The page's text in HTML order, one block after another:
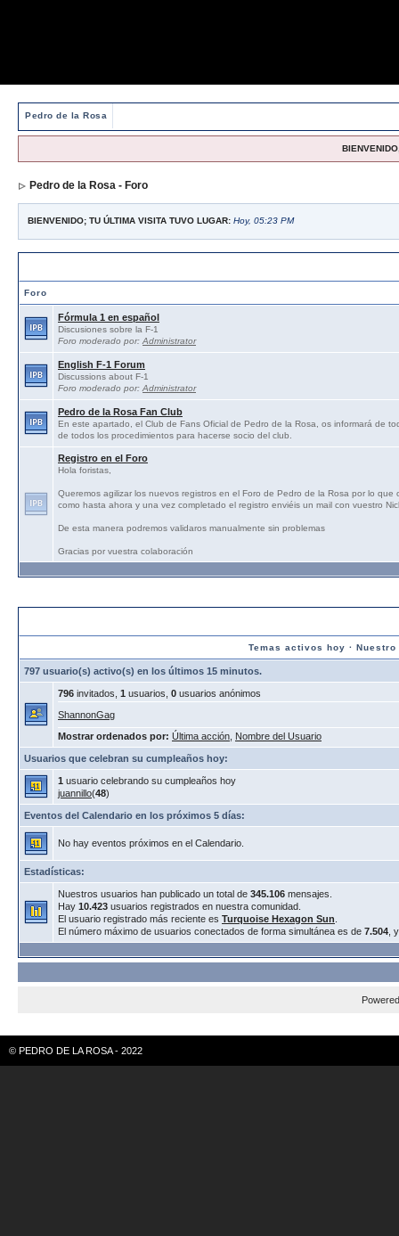
Pedro de la Rosa
Pedro de la Rosa - Foro
BIENVENIDO; TU ÚLTIMA VISITA TUVO LUGAR: Hoy, 05:23 PM
Foro
Fórmula 1 en español
Discusiones sobre la F-1
Foro moderado por: Administrator
English F-1 Forum
Discussions about F-1
Foro moderado por: Administrator
Pedro de la Rosa Fan Club
En este apartado, el Club de Fans Oficial de Pedro de la Rosa, os informará de
de todos los procedimientos para hacerse socio del club.
Registro en el Foro
Hola foristas,
Queremos agilizar los nuevos registros en el Foro de Pedro de la Rosa por lo
como hasta ahora y una vez completado el registro enviéis un mail con vuestro
De esta manera podremos validaros manualmente sin problemas
Gracias por vuestra colaboración
Temas activos hoy · Nuestro
797 usuario(s) activo(s) en los últimos 15 minutos.
796 invitados, 1 usuarios, 0 usuarios anónimos
ShannonGag
Mostrar ordenados por: Última acción Nombre del Usuario
Usuarios que celebran su cumpleaños hoy:
1 usuario celebrando su cumpleaños hoy
juannillo(48)
Eventos del Calendario en los próximos 5 días:
No hay eventos próximos en el Calendario.
Estadísticas:
Nuestros usuarios han publicado un total de 345.106 mensajes.
Hay 10.423 usuarios registrados en nuestra comunidad.
El usuario registrado más reciente es Turquoise Hexagon Sun
El número máximo de usuarios conectados de forma simultánea es de 7.504 ,
© PEDRO DE LA ROSA - 2022